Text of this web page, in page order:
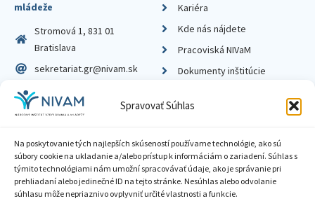
Spravovať Súhlas
Na poskytovanie tých najlepších skúseností používame technológie, ako sú
súbory cookie na ukladanie a/alebo prístup k informáciám o zariadení. Súhlas s
týmito technológiami nám umožní spracovávať údaje, ako je správanie pri
prehliadaní alebo jedinečné ID na tejto stránke. Nesúhlas alebo odvolanie
súhlasu môže nepriaznivo ovplyvniť určité vlastnosti a funkcie.
mládeže
Stromová 1, 831 01
Bratislava
sekretariat.gr@nivam.sk
IČO: 00164348
DIČ: 2020798714
Kariéra
Kde nás nájdete
Pracoviská NIVaM
Dokumenty inštitúcie
Zásady ochrany súkromia